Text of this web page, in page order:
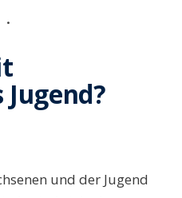
•
und der Jugend